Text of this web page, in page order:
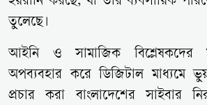
তুলেছে।
আইনি ও সামাজিক বিশ্লেষকদের
অপব্যবহার করে ডিজিটাল মাধ্যমে
প্রচার করা বাংলাদেশের সাইবার